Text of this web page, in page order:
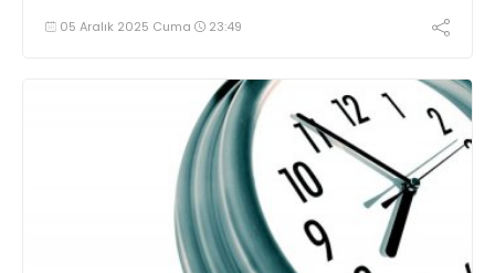
05 Aralık 2025 Cuma 23:49